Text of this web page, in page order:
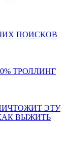
ПОИСКОВ
ТРОЛЛИНГ
ЭТУ
ВЫЖИТЬ